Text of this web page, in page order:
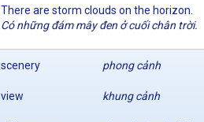
There are storm clouds on the horizon.
Có những đám mây đen ở cuối chân trời.
scenery phong cảnh
view khung cảnh